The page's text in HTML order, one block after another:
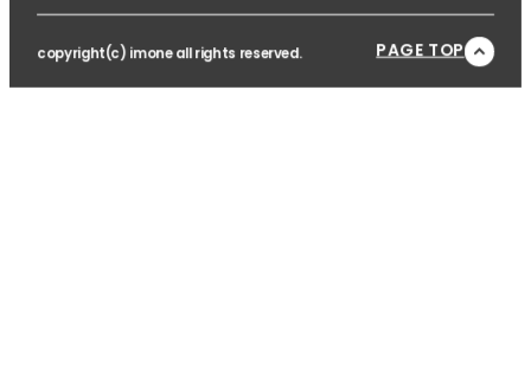
copyright(c) imone all rights reserved. PAGE TOP